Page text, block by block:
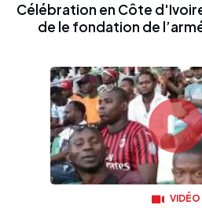
Célébration en Côte
de le fondation de
VIDÉO